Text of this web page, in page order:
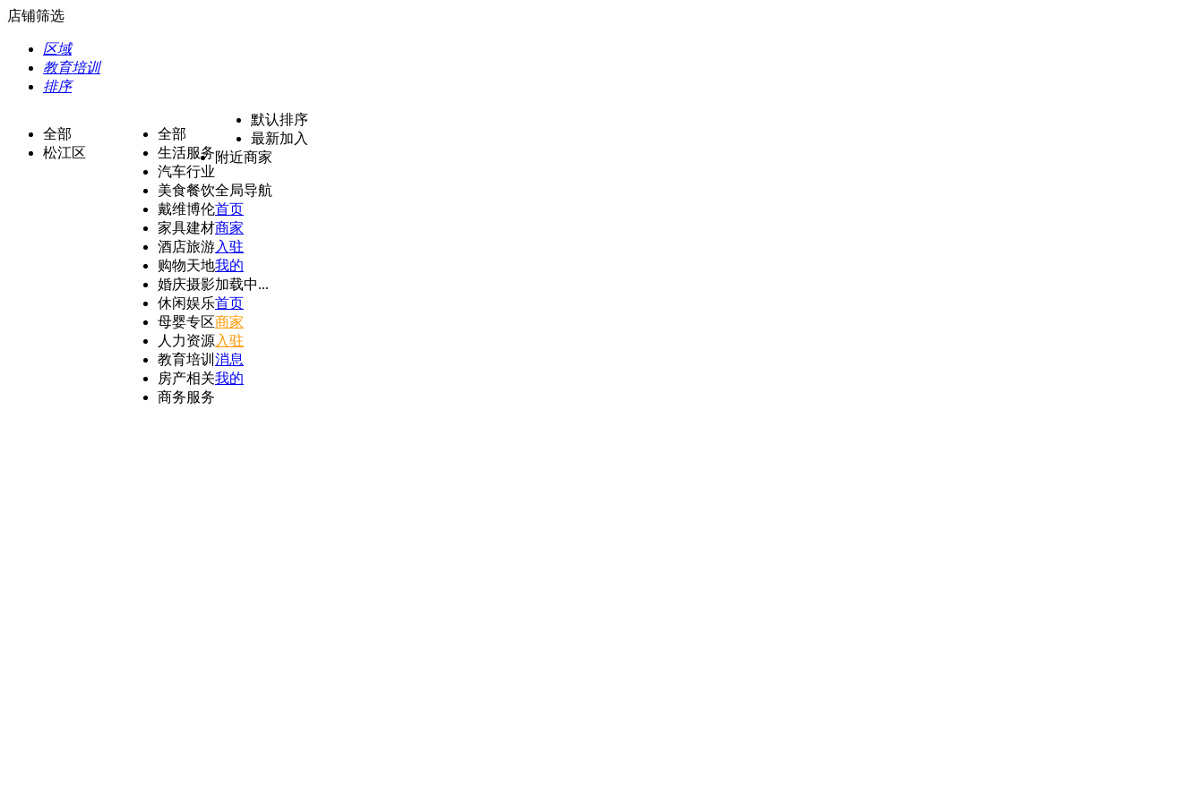
店铺筛选
区域
教育培训
排序
全部
松江区
全部
生活服务
汽车行业
美食餐饮
戴维博伦
家具建材
酒店旅游
购物天地
婚庆摄影
休闲娱乐
母婴专区
人力资源
教育培训
房产相关
商务服务
默认排序
最新加入
附近商家
全局导航
首页
商家
入驻
我的
加载中...
首页
商家
入驻
消息
我的